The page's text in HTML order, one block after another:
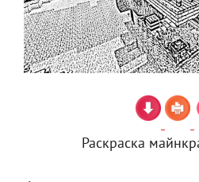
Раскраска